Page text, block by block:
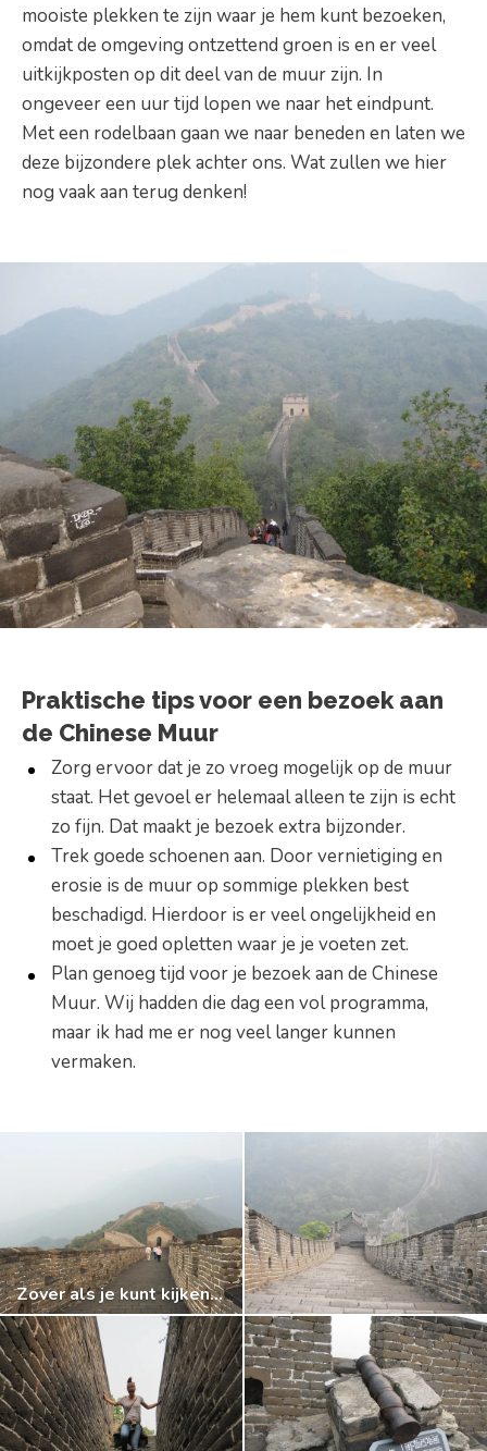
mooiste plekken te zijn waar je hem kunt bezoeken,
omdat de omgeving ontzettend groen is en er veel
uitkijkposten op dit deel van de muur zijn. In
ongeveer een uur tijd lopen we naar het eindpunt.
Met een rodelbaan gaan we naar beneden en laten we
deze bijzondere plek achter ons. Wat zullen we hier
nog vaak aan terug denken!
Praktische tips voor een bezoek aan
de Chinese Muur
Zorg ervoor dat je zo vroeg mogelijk op de muur
staat. Het gevoel er helemaal alleen te zijn is echt
zo fijn. Dat maakt je bezoek extra bijzonder.
Trek goede schoenen aan. Door vernietiging en
erosie is de muur op sommige plekken best
beschadigd. Hierdoor is er veel ongelijkheid en
moet je goed opletten waar je je voeten zet.
Plan genoeg tijd voor je bezoek aan de Chinese
Muur. Wij hadden die dag een vol programma,
maar ik had me er nog veel langer kunnen
vermaken.
Zover als je kunt kijken zie je de muur